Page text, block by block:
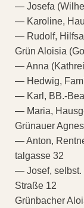
— Josefa
— Karoline,
— Rudolf,
Grün Aloisia
— Anna
— Hedwig,
— Karl, BB.-
— Maria,
Grünauer
— Anton,
talgasse 32
— Josef, selbst.
Straße 12
Grünbacher